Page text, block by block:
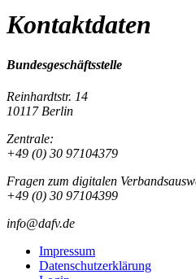
Kontaktdaten
Bundesgeschäftsstelle
Reinhardtstr. 14
10117 Berlin
Zentrale:
+49 (0) 30 97104379
Fragen zum digitalen
+49 (0) 30 97104399
info@dafv.de
Impressum
Datenschutzerklärung